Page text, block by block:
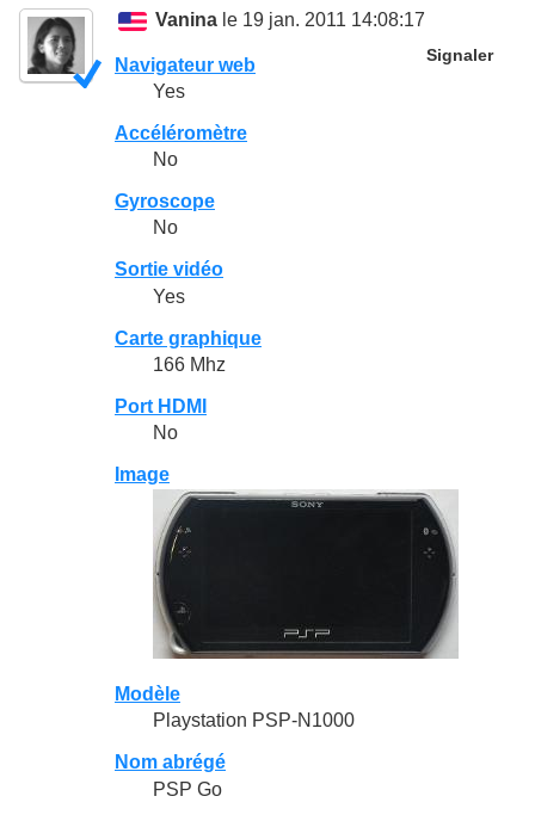
Vanina le 19 jan. 2011 14:08:17
Signaler
Navigateur web
Yes
Accéléromètre
No
Gyroscope
No
Sortie vidéo
Yes
Carte graphique
166 Mhz
Port HDMI
No
Image
Modèle
Playstation PSP-N1000
Nom abrégé
PSP Go